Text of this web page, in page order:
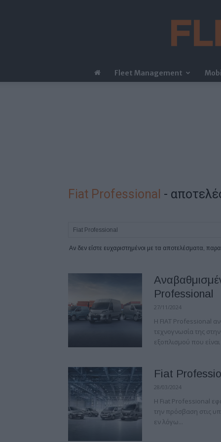
Fleet Management
Fiat Professional -
Αν δεν είστε ευχαριστημένοι με τα αποτελέσματα,
Professional
27/11/2024
Η FIAT Professional
τεχνογνωσία της
εξοπλισμού που
Fiat
28/03/2024
Η Fiat Professional
την πρόσβαση στις
εν λόγω...